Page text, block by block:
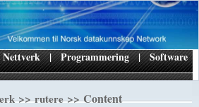
Nettverk | Programmering | Software
>>rutere>> Content